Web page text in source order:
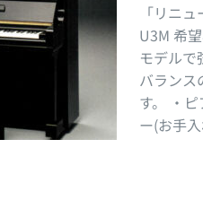
「リニ
U3M 希
モデル
バランス
す。 ・
ー(お手